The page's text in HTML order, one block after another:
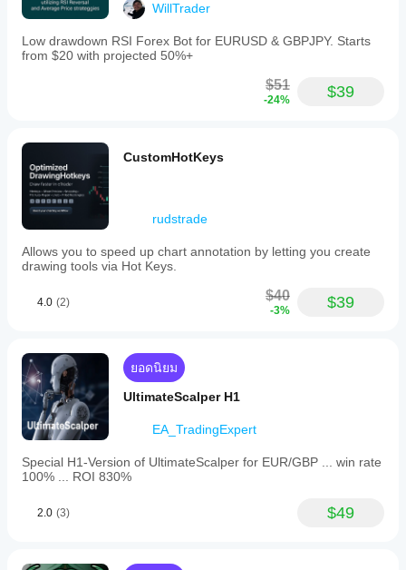
WillTrader
Low drawdown RSI Forex Bot for EURUSD & GBPJPY. Starts
from $20 with projected 50%+
$51
-24% $39
CustomHotKeys
rudstrade
Allows you to speed up chart annotation by letting you create
drawing tools via Hot Keys.
4.0 (2) $40
-3% $39
ยอดนิยม
UltimateScalper H1
EA_TradingExpert
Special H1-Version of UltimateScalper for EUR/GBP ... win rate
100% ... ROI 830%
2.0 (3) $49